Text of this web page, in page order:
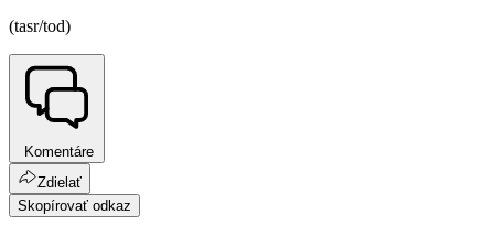
(tasr/tod)
Komentáre
Zdielať
Skopírovať odkaz